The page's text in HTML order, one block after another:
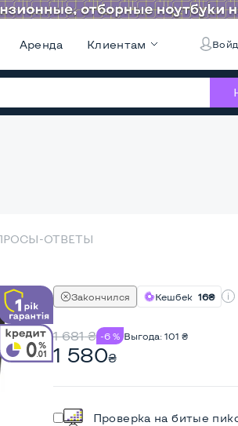
Аренда Клиентам
ОТВЕТЫ
Закончился Кешбек 16₴
1 681₴ -6 % Выгода: 101 ₴
1 580₴
Проверка на битые